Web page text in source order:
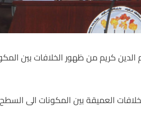
كريم من ظهور الخلافات بين
العميقة بين المكونات الى